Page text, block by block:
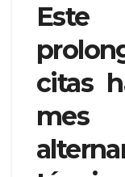
Este
citas
mes